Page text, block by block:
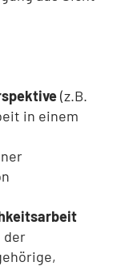
(z.B.
in einem
der